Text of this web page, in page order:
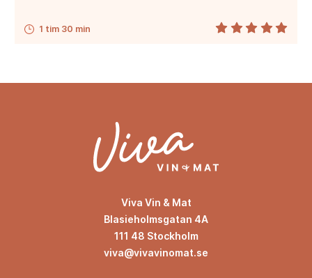
1 tim 30 min
Viva Vin & Mat
Blasieholmsgatan 4A
111 48 Stockholm
viva@vivavinomat.se